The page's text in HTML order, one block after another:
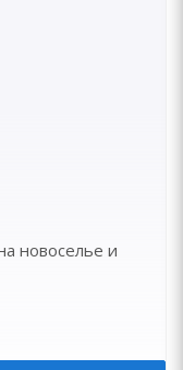
новоселье и